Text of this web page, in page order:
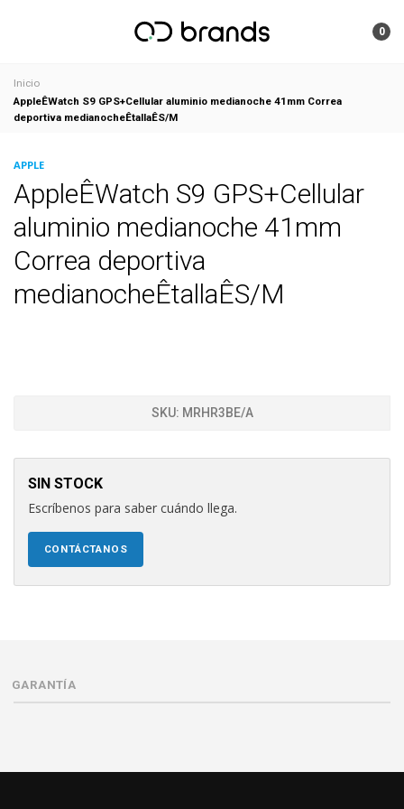
0
Inicio
AppleÊWatch S9 GPS+Cellular aluminio medianoche 41mm Correa
deportiva medianocheÊtallaÊS/M
APPLE
AppleÊWatch S9 GPS+Cellular
aluminio medianoche 41mm
Correa deportiva
medianocheÊtallaÊS/M
SKU: MRHR3BE/A
SIN STOCK
Escríbenos para saber cuándo llega.
CONTÁCTANOS
GARANTÍA